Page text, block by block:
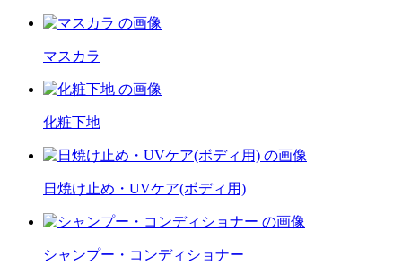
マスカラ
化粧下地
日焼け止め・UVケア(ボディ用)
シャンプー・コンディショナー